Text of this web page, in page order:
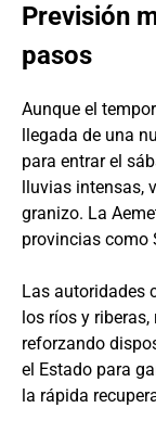
Previsión
pasos
Aunque el
llegada de una
para entrar el
lluvias intensas,
granizo. La
provincias como
Las autoridades
los ríos y
reforzando
el Estado para
la rápida